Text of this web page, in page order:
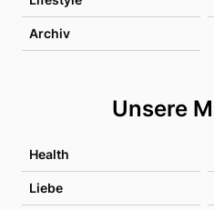
Archiv
Unsere
Health
Liebe